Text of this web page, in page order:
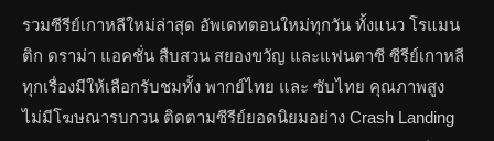
รวมซีรีย์เกาหลีใหม่ล่าสุด อัพเดทตอนใหม่ทุกวัน ทั้งแนว โรแมน
ติก ดราม่า แอคชั่น สืบสวน สยองขวัญ และแฟนตาซี ซีรีย์เกาหลี
ทุกเรื่องมีให้เลือกรับชมทั้ง พากย์ไทย และ ซับไทย คุณภาพสูง
ไม่มีโฆษณารบกวน ติดตามซีรีย์ยอดนิยมอย่าง Crash Landing